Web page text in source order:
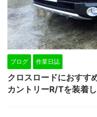
ブログ 作業日誌
クロスロードにおすす
カントリーR/Tを装着